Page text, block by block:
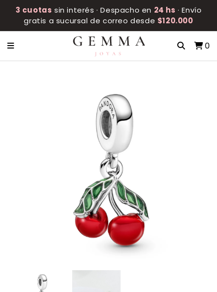
3 cuotas sin interés · Despacho en 24 hs · Envío
gratis a sucursal de correo desde $120.000
0